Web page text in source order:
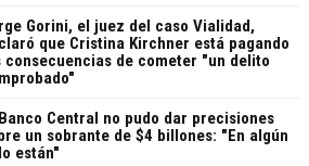
Gorini, el juez del caso Vialidad,
que Cristina Kirchner está pagando
consecuencias de cometer "un delito
Central no pudo dar precisiones
un sobrante de $4 billones: "En algún
están"